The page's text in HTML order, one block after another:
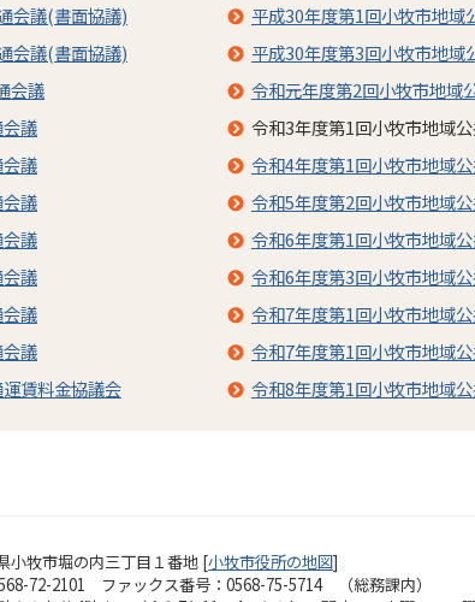
会議(書面協議)
平成30年度第1回小牧市地域
会議(書面協議)
平成30年度第3回小牧市地域
会議
令和元年度第2回小牧市地域
議
令和3年度第1回小牧市地域
議
令和4年度第1回小牧市地域
議
令和5年度第2回小牧市地域
議
令和6年度第1回小牧市地域
議
令和6年度第3回小牧市地域
議
令和7年度第1回小牧市地域
議
令和7年度第1回小牧市地域
賃料金協議会
令和8年度第1回小牧市地域
小牧市堀の内三丁目１番地 [小牧市役所の地図]
72-2101 ファックス番号：0568-75-5714 （総務課内）